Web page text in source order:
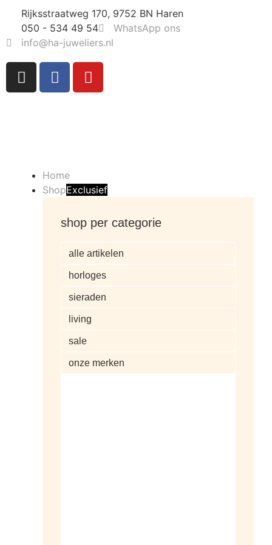
Rijksstraatweg 170, 9752 BN Haren
050 - 534 49 54
WhatsApp ons
info@ha-juweliers.nl
Home
ShopExclusief
shop per categorie
alle artikelen
horloges
sieraden
living
sale
onze merken